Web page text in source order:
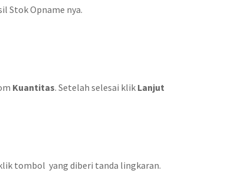
Stok Opname nya.
Kuantitas. Setelah selesai klik Lanjut
tombol yang diberi tanda lingkaran.